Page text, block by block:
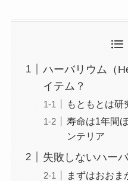
ハーバリウム（
イテム？
もともとは研
寿命は1年間
ンテリア
失敗しないハー
まずはおおま